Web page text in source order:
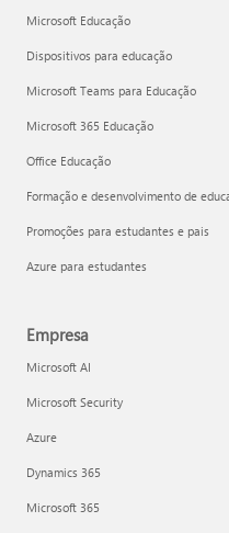
Microsoft Educação
Dispositivos para educação
Microsoft Teams para Educação
Microsoft 365 Educação
Office Educação
Formação e desenvolvimento de
Promoções para estudantes e pais
Azure para estudantes
Empresa
Microsoft AI
Microsoft Security
Azure
Dynamics 365
Microsoft 365